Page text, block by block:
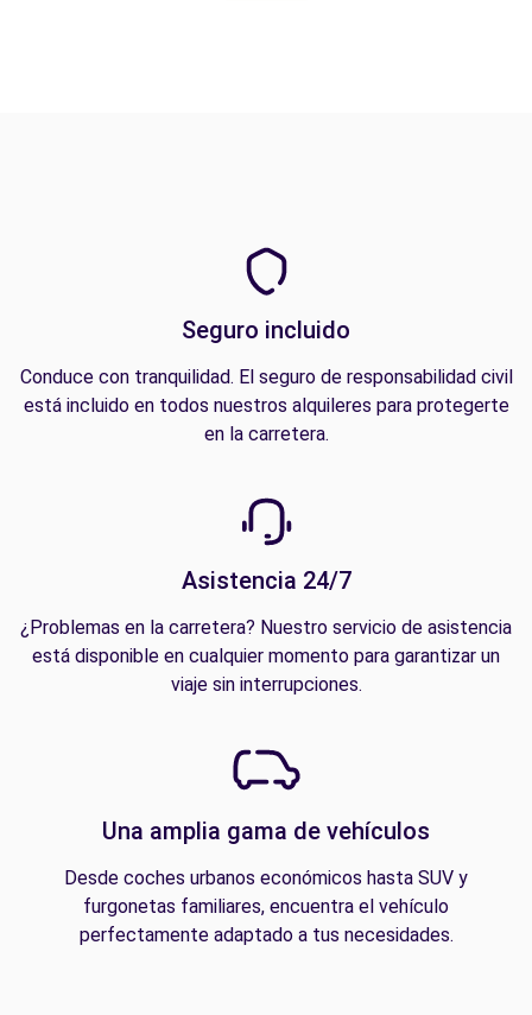
Seguro incluido
Conduce con tranquilidad. El seguro de responsabilidad civil
está incluido en todos nuestros alquileres para protegerte
en la carretera.
Asistencia 24/7
¿Problemas en la carretera? Nuestro servicio de asistencia
está disponible en cualquier momento para garantizar un
viaje sin interrupciones.
Una amplia gama de vehículos
Desde coches urbanos económicos hasta SUV y
furgonetas familiares, encuentra el vehículo
perfectamente adaptado a tus necesidades.